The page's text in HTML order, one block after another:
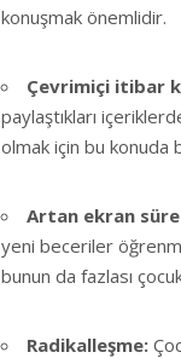
konuşmak önemlidir.
Çevrimiçi itibar
paylaştıkları
olmak için bu konuda
Artan ekran
yeni beceriler
bunun da fazlası
Radikalleşme: